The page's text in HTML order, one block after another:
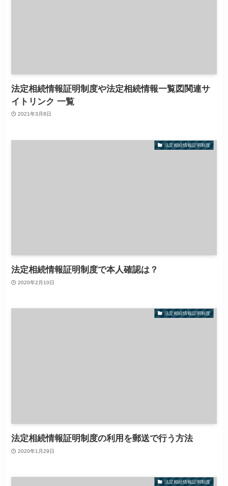
法定相続情報証明制度や法定相続情報一覧図関連サ
イトリンク 一覧
2021年3月8日
法定相続情報証明制度
法定相続情報証明制度で本人確認は？
2020年2月10日
法定相続情報証明制度
法定相続情報証明制度の利用を郵送で行う方法
2020年1月29日
法定相続情報証明制度